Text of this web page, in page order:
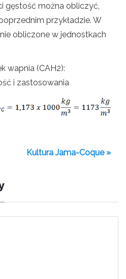
gęstość można obliczyć,
przykładzie. W
obliczone w jednostkach
wapnia (CAH2):
i zastosowania
Kultura Jama-Coque »